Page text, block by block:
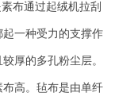
布通过起绒机拉刮
一种受力的支撑作
厚的多孔粉尘层。
高。毡布是由单纤